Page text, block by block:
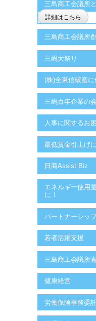
三島商工会議所
詳細はこちら
三島商工会議所
三嶋大祭り
(株)全東信破産
三嶋百年企業の会
人事に関するお
最低賃金引上げ
日商Assist Biz
エネルギー使用
に！
パートナーシッ
若者活躍支援
三島商工会議所
健康経営
労働保険事務委託